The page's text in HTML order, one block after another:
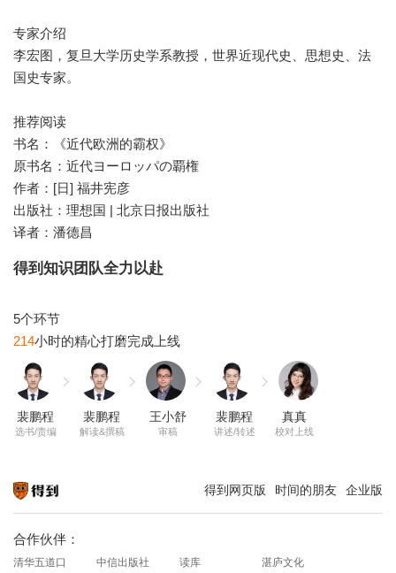
专家介绍
李宏图，复旦大学历史学系教授，世界近现代史、思想史、法
国史专家。
推荐阅读
书名：《近代欧洲的霸权》
原书名：近代ヨーロッパの覇権
作者：[日] 福井宪彦
出版社：理想国 | 北京日报出版社
译者：潘德昌
得到知识团队全力以赴
214
裴鹏程
选书/责编
裴鹏程
解读&撰稿
王小舒
审稿
裴鹏程
讲述/转述
真真
校对上线
得到网页版 时间的朋友 企业版
合作伙伴：
清华五道口 中信出版社 读库 湛庐文化